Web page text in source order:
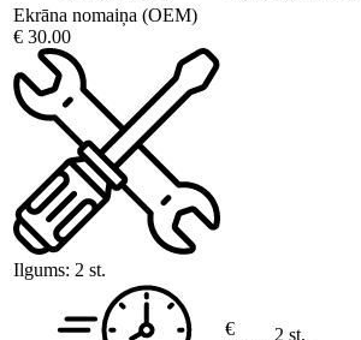
Ekrāna nomaiņa (OEM)
€ 30.00
Ilgums: 2 st.
€
2 st.